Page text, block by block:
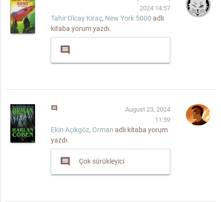
2024 14:57
Tahir Olcay Kıraç, New York 5000 adlı
kitaba yorum yazdı.
comment
comment
August 23, 2024
11:59
Ekin Açıkgöz, Orman adlı kitaba yorum
yazdı.
comment Çok sürükleyici